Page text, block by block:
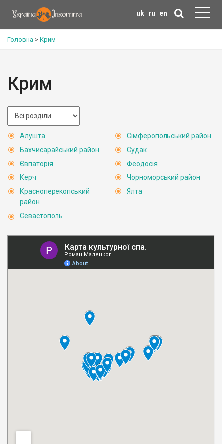
uk ru en
Головна > Крим
Крим
Алушта
Бахчисарайський район
Євпаторія
Керч
Красноперекопський
район
Севастополь
Сімферопольський район
Судак
Феодосія
Чорноморський район
Ялта